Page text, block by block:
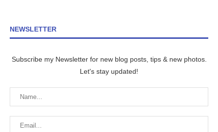
NEWSLETTER
Subscribe my Newsletter for new blog posts, tips & new photos.
Let's stay updated!